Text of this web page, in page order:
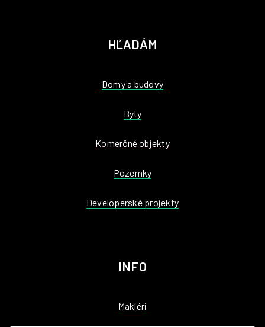
HĽADÁM
Domy a budovy
Byty
Komerčné objekty
Pozemky
Developerské projekty
INFO
Makléri